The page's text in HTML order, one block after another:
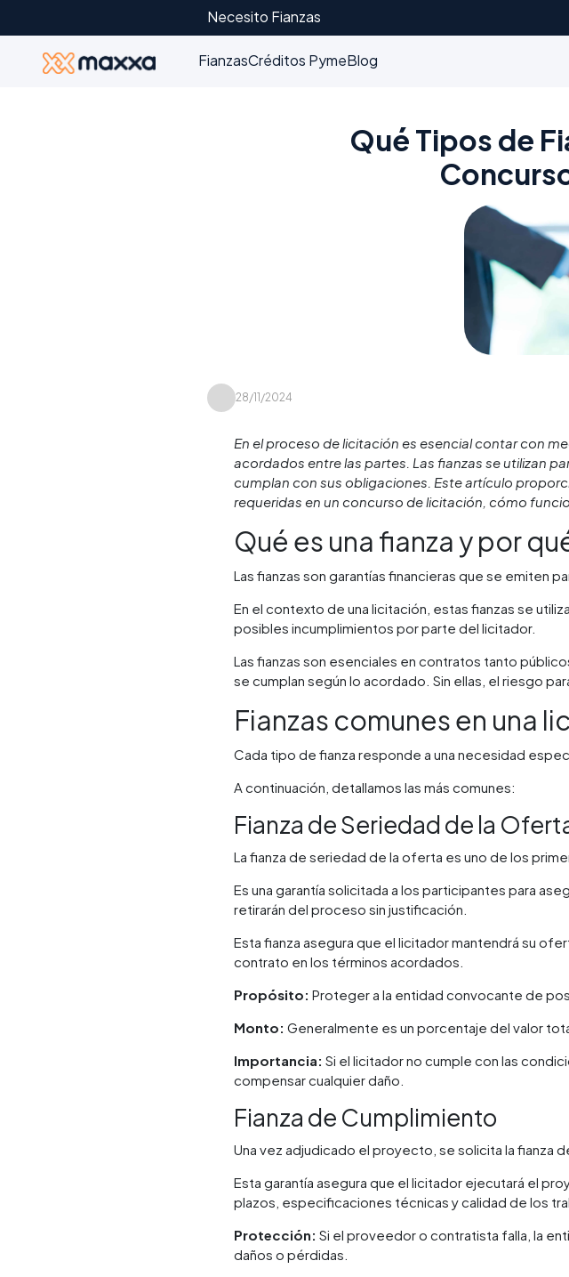
Necesito Fianzas
FianzasCréditos PymeBlog
Qué Tipos de
28/11/2024
En el proceso de licitación es esencial contar con
acordados entre las partes. Las fianzas se utilizan
cumplan con sus obligaciones. Este artículo
requeridas en un concurso de licitación, cómo
Qué es una fianza y por
Las fianzas son garantías financieras que se emiten
En el contexto de una licitación, estas fianzas se
posibles incumplimientos por parte del licitador.
Las fianzas son esenciales en contratos tanto
se cumplan según lo acordado. Sin ellas, el riesgo
Fianzas comunes en una
Cada tipo de fianza responde a una necesidad
A continuación, detallamos las más comunes:
Fianza de Seriedad de la
La fianza de seriedad de la oferta es uno de los
Es una garantía solicitada a los participantes para
retirarán del proceso sin justificación.
Esta fianza asegura que el licitador mantendrá su
contrato en los términos acordados.
Propósito: Proteger a la entidad convocante de
Monto: Generalmente es un porcentaje del valor
Importancia: Si el licitador no cumple con las
compensar cualquier daño.
Fianza de Cumplimiento
Una vez adjudicado el proyecto, se solicita la fianza
Esta garantía asegura que el licitador ejecutará el
plazos, especificaciones técnicas y calidad de los
Protección: Si el proveedor o contratista falla, la
daños o pérdidas.